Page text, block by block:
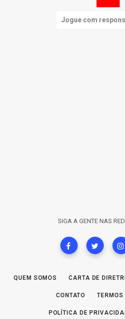
Jogue com
SIGA A GENTE NAS
QUEM SOMOS CARTA DE
CONTATO TERMOS
POLÍTICA DE